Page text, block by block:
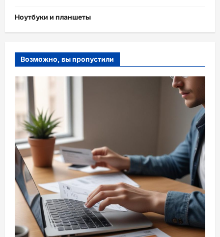
Ноутбуки и планшеты
Возможно, вы пропустили